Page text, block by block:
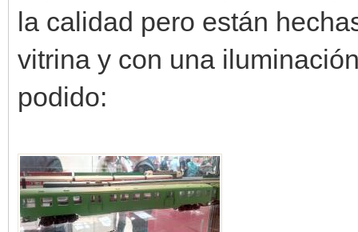
la calidad pero están
vitrina y con una
podido: